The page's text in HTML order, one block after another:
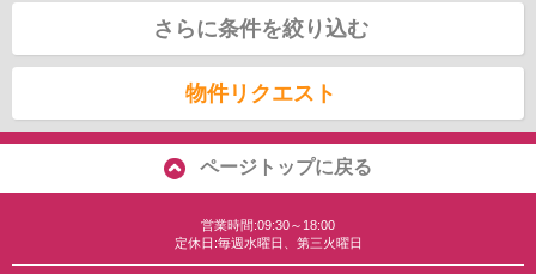
さらに条件を絞り込む
物件リクエスト
ページトップに戻る
営業時間:09:30～18:00
定休日:毎週水曜日、第三火曜日